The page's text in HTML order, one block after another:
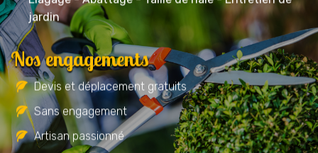
jardin
Nos engagements
Devis et déplacement gratuits
Sans engagement
Artisan passionné